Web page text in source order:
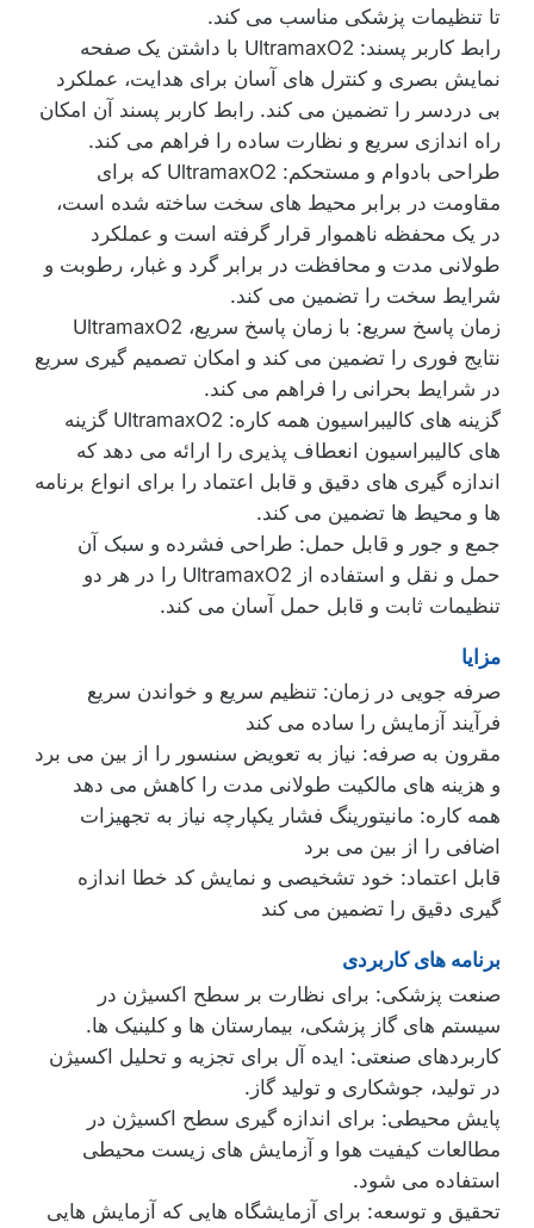
تا تنظیمات پزشکی مناسب می کند.
رابط کاربر پسند: UltramaxO2 با داشتن یک صفحه
نمایش بصری و کنترل های آسان برای هدایت، عملکرد
بی دردسر را تضمین می کند. رابط کاربر پسند آن امکان
راه اندازی سریع و نظارت ساده را فراهم می کند.
طراحی بادوام و مستحکم: UltramaxO2 که برای
مقاومت در برابر محیط های سخت ساخته شده است،
در یک محفظه ناهموار قرار گرفته است و عملکرد
طولانی مدت و محافظت در برابر گرد و غبار، رطوبت و
شرایط سخت را تضمین می کند.
زمان پاسخ سریع: با زمان پاسخ سریع، UltramaxO2
نتایج فوری را تضمین می کند و امکان تصمیم گیری سریع
در شرایط بحرانی را فراهم می کند.
گزینه های کالیبراسیون همه کاره: UltramaxO2 گزینه
های کالیبراسیون انعطاف پذیری را ارائه می دهد که
اندازه گیری های دقیق و قابل اعتماد را برای انواع برنامه
ها و محیط ها تضمین می کند.
جمع و جور و قابل حمل: طراحی فشرده و سبک آن
حمل و نقل و استفاده از UltramaxO2 را در هر دو
تنظیمات ثابت و قابل حمل آسان می کند.
مزایا
صرفه جویی در زمان: تنظیم سریع و خواندن سریع
فرآیند آزمایش را ساده می کند
مقرون به صرفه: نیاز به تعویض سنسور را از بین می برد
و هزینه های مالکیت طولانی مدت را کاهش می دهد
همه کاره: مانیتورینگ فشار یکپارچه نیاز به تجهیزات
اضافی را از بین می برد
قابل اعتماد: خود تشخیصی و نمایش کد خطا اندازه
گیری دقیق را تضمین می کند
برنامه های کاربردی
صنعت پزشکی: برای نظارت بر سطح اکسیژن در
سیستم های گاز پزشکی، بیمارستان ها و کلینیک ها.
کاربردهای صنعتی: ایده آل برای تجزیه و تحلیل اکسیژن
در تولید، جوشکاری و تولید گاز.
پایش محیطی: برای اندازه گیری سطح اکسیژن در
مطالعات کیفیت هوا و آزمایش های زیست محیطی
استفاده می شود.
تحقیق و توسعه: برای آزمایشگاه هایی که آزمایش هایی